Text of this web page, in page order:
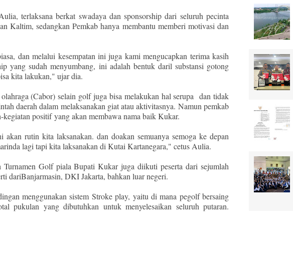
terlaksana berkat swadaya dan sponsorship dari seluruh pecinta
Kaltim, sedangkan Pemkab hanya membantu memberi motivasi dan
dan melalui kesempatan ini juga kami mengucapkan terima kasih
yang sudah menyumbang, ini adalah bentuk daril substansi gotong
kita lakukan," ujar dia.
(Cabor) selain golf juga bisa melakukan hal serupa dan tidak
daerah dalam melaksanakan giat atau aktivitasnya. Namun pemkab
kegiatan positif yang akan membawa nama baik Kukar.
akan rutin kita laksanakan. dan doakan semuanya semoga ke depan
lagi tapi kita laksanakan di Kutai Kartanegara," cetus Aulia.
Golf piala Bupati Kukar juga diikuti peserta dari sejumlah
dariBanjarmasin, DKI Jakarta, bahkan luar negeri.
menggunakan sistem Stroke play, yaitu di mana pegolf bersaing
pukulan yang dibutuhkan untuk menyelesaikan seluruh putaran.